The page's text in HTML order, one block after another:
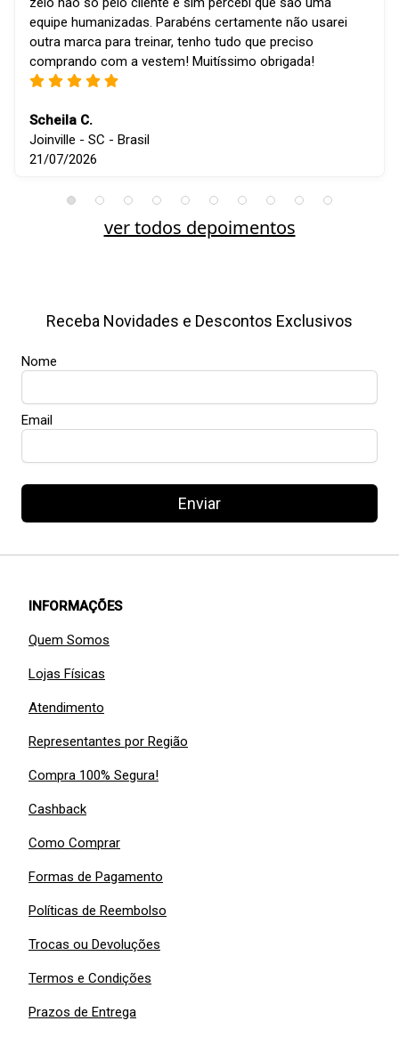
equipe humanizadas. Parabéns certamente não usarei
outra marca para treinar, tenho tudo que preciso
comprando com a vestem! Muitíssimo obrigada!
Scheila C.
Joinville - SC - Brasil
21/07/2026
ver todos depoimentos
Receba Novidades e Descontos Exclusivos
Nome
Email
Enviar
INFORMAÇÕES
Quem Somos
Lojas Físicas
Atendimento
Representantes por Região
Compra 100% Segura!
Cashback
Como Comprar
Formas de Pagamento
Políticas de Reembolso
Trocas ou Devoluções
Termos e Condições
Prazos de Entrega